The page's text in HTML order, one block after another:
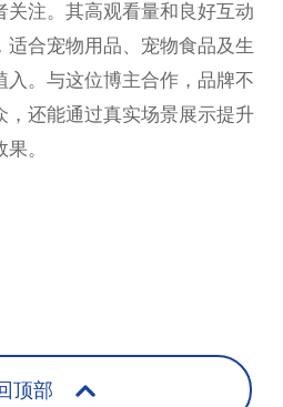
关注。其高观看量和良好互动
合宠物用品、宠物食品及生
入。与这位博主合作，品牌不
，还能通过真实场景展示提升
。
顶部